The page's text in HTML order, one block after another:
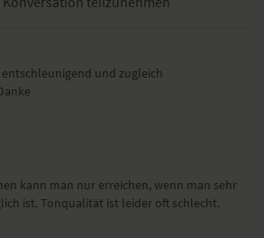
Herz – Anahatasana
auf dem Boden
Haltung – Janu Sirsasana
– Setu Bandha Sarvangasana
bei diesem Yoga-Video
und zugleich
kann man nur erreichen, wenn man sehr
ist. Tonqualität ist leider oft schlecht.